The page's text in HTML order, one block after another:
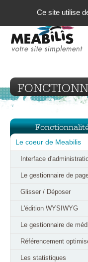
Le coeur de Meabilis
Interface
Le gestionnaire de
Glisser / Déposer
L'édition WYSIWYG
Le gestionnaire de
Référencement
Les statistiques
Ce site utilise